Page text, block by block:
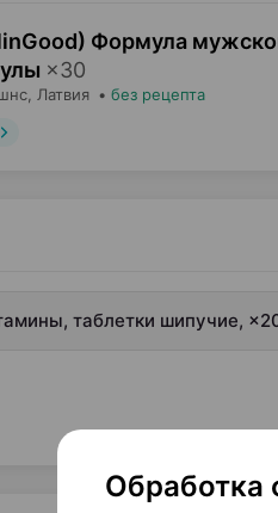
Формула
×30
, Латвия • без рецепта
таблетки шипучие,
Обработка